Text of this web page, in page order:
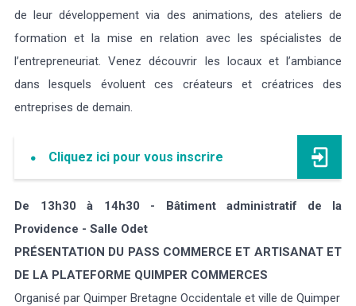
de leur développement via des animations, des ateliers de
formation et la mise en relation avec les spécialistes de
l’entrepreneuriat. Venez découvrir les locaux et l’ambiance
dans lesquels évoluent ces créateurs et créatrices des
entreprises de demain.
Cliquez ici pour vous inscrire
De 13h30 à 14h30 - Bâtiment administratif de la
Providence - Salle Odet
PRÉSENTATION DU PASS COMMERCE ET ARTISANAT ET
DE LA PLATEFORME QUIMPER COMMERCES
Organisé par Quimper Bretagne Occidentale et ville de Quimper